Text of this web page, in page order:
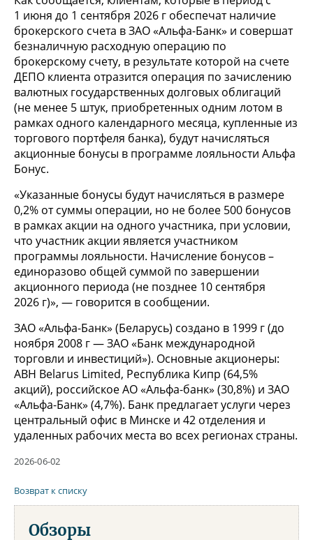
1 июня до 1 сентября 2026 г обеспечат наличие
брокерского счета в ЗАО «Альфа-Банк» и совершат
безналичную расходную операцию по
брокерскому счету, в результате которой на счете
ДЕПО клиента отразится операция по зачислению
валютных государственных долговых облигаций
(не менее 5 штук, приобретенных одним лотом в
рамках одного календарного месяца, купленные из
торгового портфеля банка), будут начисляться
акционные бонусы в программе лояльности Альфа
Бонус.
«Указанные бонусы будут начисляться в размере
0,2% от суммы операции, но не более 500 бонусов
в рамках акции на одного участника, при условии,
что участник акции является участником
программы лояльности. Начисление бонусов –
единоразово общей суммой по завершении
акционного периода (не позднее 10 сентября
2026 г)», — говорится в сообщении.
ЗАО «Альфа-Банк» (Беларусь) создано в 1999 г (до
ноября 2008 г — ЗАО «Банк международной
торговли и инвестиций»). Основные акционеры:
ABH Belarus Limited, Республика Кипр (64,5%
акций), российское АО «Альфа-банк» (30,8%) и ЗАО
«Альфа-Банк» (4,7%). Банк предлагает услуги через
центральный офис в Минске и 42 отделения и
удаленных рабочих места во всех регионах страны.
2026-06-02
Возврат к списку
Обзоры